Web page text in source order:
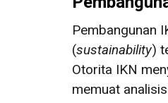
Pembangunan
(sustainability)
Otorita IKN
memuat